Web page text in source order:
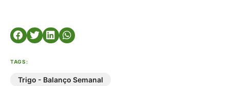
TAGS:
Trigo - Balanço Semanal